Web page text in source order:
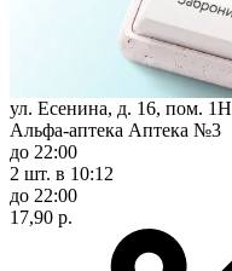
ул. Есенина, д. 16, пом. 1Н
Альфа-аптека Аптека №3
до 22:00
2 шт. в 10:12
до 22:00
17,90 р.